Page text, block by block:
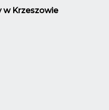
w Krzeszowie